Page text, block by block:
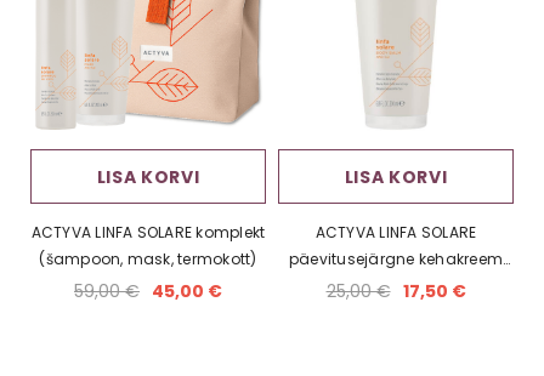
LISA KORVI
ACTYVA LINFA SOLARE komplekt
(šampoon, mask, termokott)
59,00 € 45,00 €
LISA KORVI
ACTYVA LINFA SOLARE
päevitusejärgne kehakreem
(200 ml)
25,00 € 17,50 €